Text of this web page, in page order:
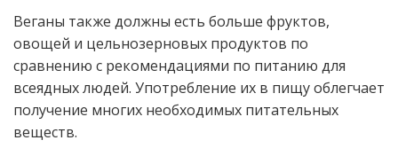
Веганы также должны есть больше фруктов,
овощей и цельнозерновых продуктов по
сравнению с рекомендациями по питанию для
всеядных людей. Употребление их в пищу облегчает
получение многих необходимых питательных
веществ.